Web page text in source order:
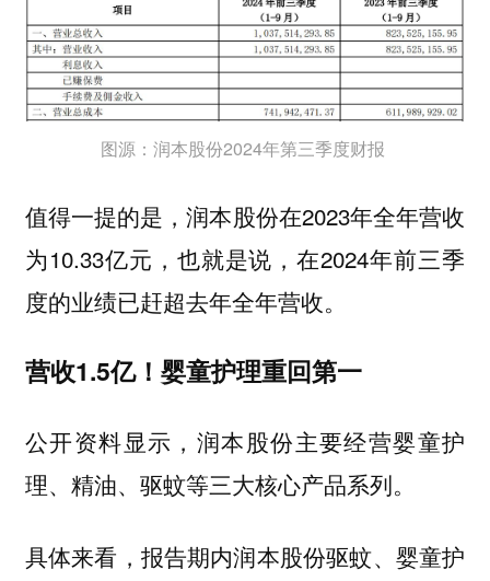
图源：润本股份2024年第三季度财报
值得一提的是，润本股份在2023年全年营收
为10.33亿元，也就是说，在2024年前三季
度的业绩已赶超去年全年营收。
营收1.5亿！婴童护理重回第一
公开资料显示，润本股份主要经营婴童护
理、精油、驱蚊等三大核心产品系列。
具体来看，报告期内润本股份驱蚊、婴童护